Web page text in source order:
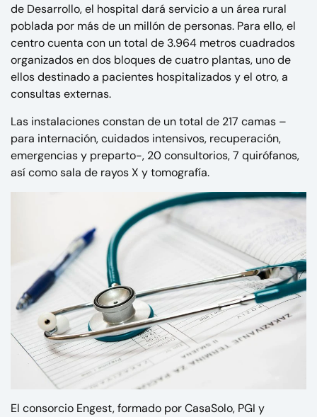
de Desarrollo, el hospital dará servicio a un área rural
poblada por más de un millón de personas. Para ello, el
centro cuenta con un total de 3.964 metros cuadrados
organizados en dos bloques de cuatro plantas, uno de
ellos destinado a pacientes hospitalizados y el otro, a
consultas externas.
Las instalaciones constan de un total de 217 camas –
para internación, cuidados intensivos, recuperación,
emergencias y preparto-, 20 consultorios, 7 quirófanos,
así como sala de rayos X y tomografía.
El consorcio Engest, formado por CasaSolo, PGI y